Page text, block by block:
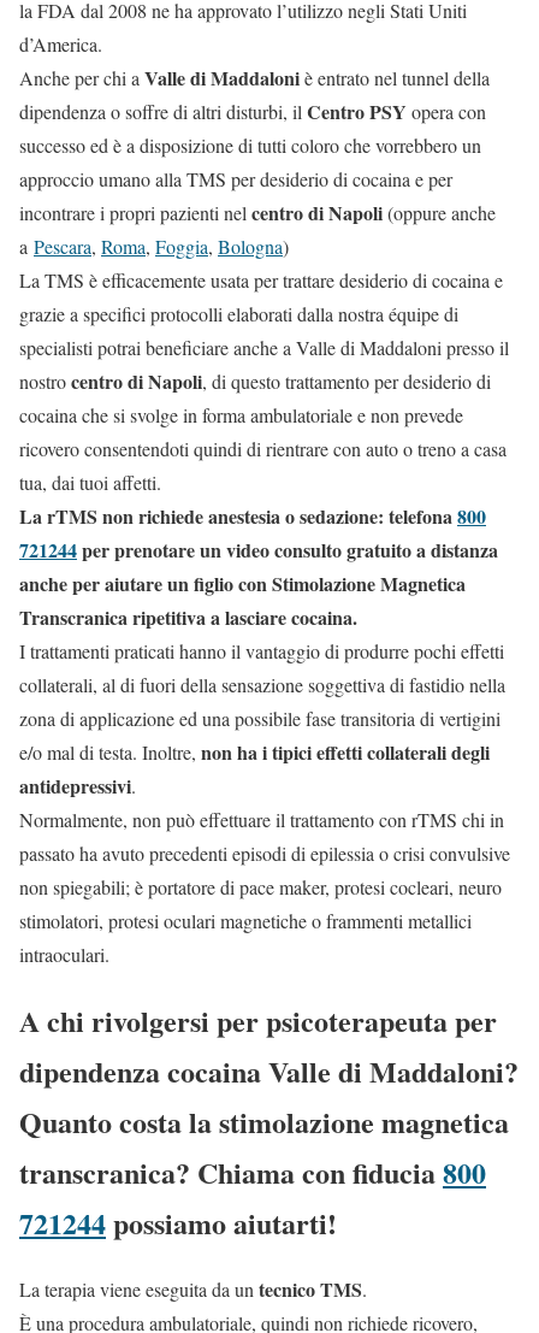
la FDA dal 2008 ne ha approvato l’utilizzo negli Stati Uniti
d’America.
Anche per chi a Valle di Maddaloniè entrato nel tunnel della
dipendenza o soffre di altri disturbi, il Centro PSY opera con
successo ed è a disposizione di tutti coloro che vorrebbero un
approccio umano alla TMS per desiderio di cocaina e per
incontrare i propri pazienti nel centro di Napoli(oppure anche
a Pescara, Roma, Foggia, Bologna)
La TMS è efficacemente usata per trattare desiderio di cocaina e
grazie a specifici protocolli elaborati dalla nostra équipe di
specialisti potrai beneficiare anche a Valle di Maddaloni presso il
nostrocentro di Napoli, di questo trattamento per desiderio di
cocaina che si svolge in forma ambulatoriale e non prevede
ricovero consentendoti quindi di rientrare con auto o treno a casa
tua, dai tuoi affetti.
La rTMS non richiede anestesia o sedazione: telefona800
721244per prenotare un video consulto gratuito a distanza
anche per aiutare un figlio con Stimolazione Magnetica
Transcranica ripetitiva a lasciare cocaina.
I trattamenti praticati hanno il vantaggio di produrre pochi effetti
collaterali, al di fuori della sensazione soggettiva di fastidio nella
zona di applicazione ed una possibile fase transitoria di vertigini
e/o mal di testa. Inoltre, non ha i tipici effetti collaterali degli
antidepressivi.
Normalmente, non può effettuare il trattamento con rTMS chi in
passato ha avuto precedenti episodi di epilessia o crisi convulsive
non spiegabili; è portatore di pace maker, protesi cocleari, neuro
stimolatori, protesi oculari magnetiche o frammenti metallici
intraoculari.
A chi rivolgersi per psicoterapeuta per
dipendenza cocaina Valle di Maddaloni?
Quanto costa la stimolazione magnetica
transcranica? Chiama con fiducia800
721244possiamo aiutarti!
La terapia viene eseguita da un tecnico TMS.
È una procedura ambulatoriale, quindi non richiede ricovero,